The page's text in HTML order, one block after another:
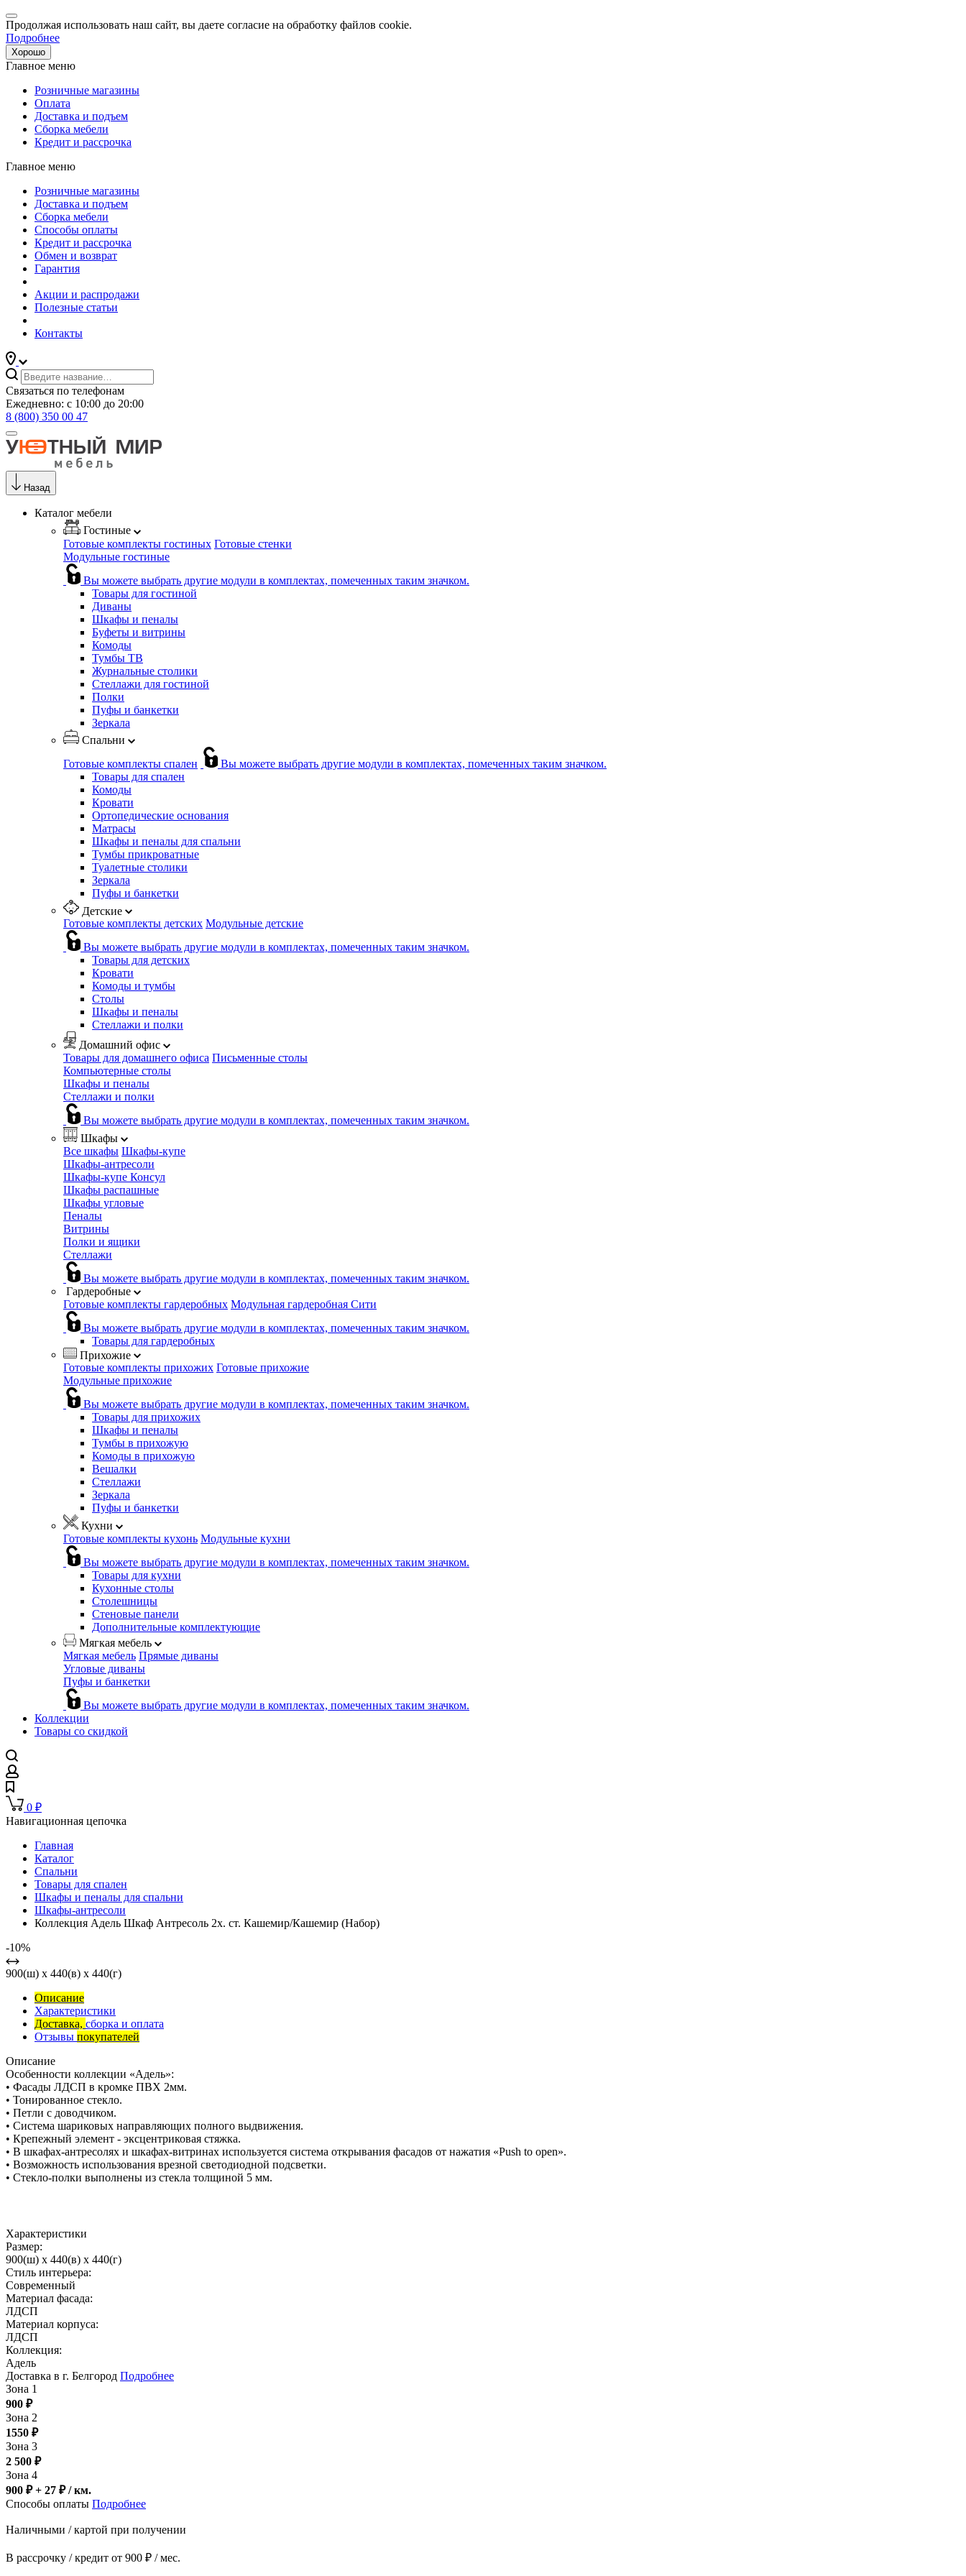
Продолжая использовать наш сайт, вы даете согласие на обработку файлов cookie.
Подробнее
Хорошо
Главное меню
Розничные магазины
Оплата
Доставка и подъем
Сборка мебели
Кредит и рассрочка
Главное меню
Розничные магазины
Доставка и подъем
Сборка мебели
Способы оплаты
Кредит и рассрочка
Обмен и возврат
Гарантия
Акции и распродажи
Полезные статьи
Контакты
Связаться по телефонам
Ежедневно: с 10:00 до 20:00
8 (800) 350 00 47
Назад
Каталог мебели
Гостиные
Готовые комплекты гостиных Готовые стенки
Модульные гостиные
Вы можете выбрать другие модули в комплектах, помеченных таким значком.
Товары для гостиной
Диваны
Шкафы и пеналы
Буфеты и витрины
Комоды
Тумбы ТВ
Журнальные столики
Стеллажи для гостиной
Полки
Пуфы и банкетки
Зеркала
Спальни
Готовые комплекты спален
Вы можете выбрать другие модули в комплектах, помеченных таким значком.
Товары для спален
Комоды
Кровати
Ортопедические основания
Матрасы
Шкафы и пеналы для спальни
Тумбы прикроватные
Туалетные столики
Зеркала
Пуфы и банкетки
Детские
Готовые комплекты детских Модульные детские
Вы можете выбрать другие модули в комплектах, помеченных таким значком.
Товары для детских
Кровати
Комоды и тумбы
Столы
Шкафы и пеналы
Стеллажи и полки
Домашний офис
Товары для домашнего офиса Письменные столы
Компьютерные столы
Шкафы и пеналы
Стеллажи и полки
Вы можете выбрать другие модули в комплектах, помеченных таким значком.
Шкафы
Все шкафы Шкафы-купе
Шкафы-антресоли
Шкафы-купе Консул
Шкафы распашные
Шкафы угловые
Пеналы
Витрины
Полки и ящики
Стеллажи
Вы можете выбрать другие модули в комплектах, помеченных таким значком.
Гардеробные
Готовые комплекты гардеробных Модульная гардеробная Сити
Вы можете выбрать другие модули в комплектах, помеченных таким значком.
Товары для гардеробных
Прихожие
Готовые комплекты прихожих Готовые прихожие
Модульные прихожие
Вы можете выбрать другие модули в комплектах, помеченных таким значком.
Товары для прихожих
Шкафы и пеналы
Тумбы в прихожую
Комоды в прихожую
Вешалки
Стеллажи
Зеркала
Пуфы и банкетки
Кухни
Готовые комплекты кухонь Модульные кухни
Вы можете выбрать другие модули в комплектах, помеченных таким значком.
Товары для кухни
Кухонные столы
Столешницы
Стеновые панели
Дополнительные комплектующие
Мягкая мебель
Мягкая мебель Прямые диваны
Угловые диваны
Пуфы и банкетки
Вы можете выбрать другие модули в комплектах, помеченных таким значком.
Коллекции
Товары со скидкой
0 ₽
Навигационная цепочка
Главная
Каталог
Спальни
Товары для спален
Шкафы и пеналы для спальни
Шкафы-антресоли
Коллекция Адель Шкаф Антресоль 2х. ст. Кашемир/Кашемир (Набор)
-10%
900(ш) x 440(в) x 440(г)
Описание
Характеристики
Доставка, сборка и оплата
Отзывы покупателей
Описание
Особенности коллекции «Адель»:
• Фасады ЛДСП в кромке ПВХ 2мм.
• Тонированное стекло.
• Петли с доводчиком.
• Система шариковых направляющих полного выдвижения.
• Крепежный элемент - эксцентриковая стяжка.
• В шкафах-антресолях и шкафах-витринах используется система открывания фасадов от нажатия «Push to open».
• Возможность использования врезной светодиодной подсветки.
• Стекло-полки выполнены из стекла толщиной 5 мм.
Характеристики
Размер:
900(ш) x 440(в) x 440(г)
Стиль интерьера:
Современный
Материал фасада:
ЛДСП
Материал корпуса:
ЛДСП
Коллекция:
Адель
Доставка в г. Белгород Подробнее
Зона 1
900 ₽
Зона 2
1550 ₽
Зона 3
2 500 ₽
Зона 4
900 ₽ + 27 ₽/ км.
Способы оплаты Подробнее
Наличными / картой при получении
В рассрочку / кредит от 900 ₽ / мес.